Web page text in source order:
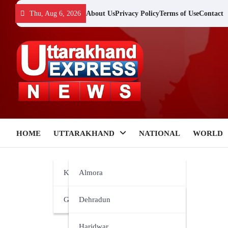
content
Thu, Aug 6, 2026 About UsPrivacy PolicyTerms of UseContact
HOME UTTARAKHAND
KumaunAlmora
Bageshwar
Champawat
GarhwalDehradun
Haridwar
NATIONAL WORLD